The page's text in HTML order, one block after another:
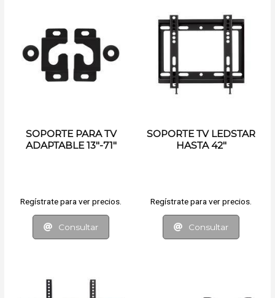
SOPORTE PARA TV
ADAPTABLE 13"-71"
Regístrate para ver precios.
Consultar
SOPORTE TV LEDSTAR
HASTA 42"
Regístrate para ver precios.
Consultar